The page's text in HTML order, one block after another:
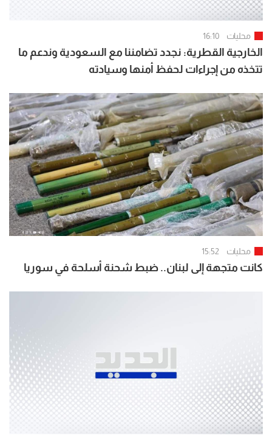
محليات 16:10
الخارجية القطرية: نجدد تضامننا مع السعودية وندعم ما
تتخذه من إجراءات لحفظ أمنها وسيادته
محليات 15:52
كانت متجهة إلى لبنان.. ضبط شحنة أسلحة في سوريا